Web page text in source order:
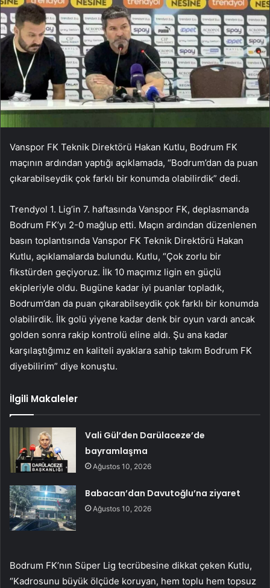
Vanspor FK Teknik Direktörü Hakan Kutlu, Bodrum FK
maçının ardından yaptığı açıklamada, “Bodrum’dan da puan
çıkarabilseydik çok farklı bir konumda olabilirdik” dedi.
Trendyol 1. Lig’in 7. haftasında Vanspor FK, deplasmanda
Bodrum FK’yı 2-0 mağlup etti. Maçın ardından düzenlenen
basın toplantısında Vanspor FK Teknik Direktörü Hakan
Kutlu, açıklamalarda bulundu. Kutlu, “Çok zorlu bir
fikstürden geçiyoruz. İlk 10 maçımız ligin en güçlü
ekipleriyle oldu. Bugüne kadar iyi puanlar topladık,
Bodrum’dan da puan çıkarabilseydik çok farklı bir konumda
olabilirdik. İlk golü yiyene kadar denk bir oyun vardı ancak
golden sonra rakip kontrolü eline aldı. Şu ana kadar
karşılaştığımız en kaliteli ayaklara sahip takım Bodrum FK
diyebilirim” diye konuştu.
İlgili Makaleler
Vali Gül’den Darülaceze’de
bayramlaşma
Ağustos 10, 2026
Babacan’dan Davutoğlu’na ziyaret
Ağustos 10, 2026
Bodrum FK’nın Süper Lig tecrübesine dikkat çeken Kutlu,
“Kadrosunu büyük ölçüde koruyan, hem toplu hem topsuz